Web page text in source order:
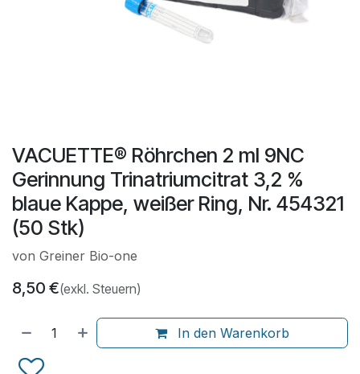
VACUETTE® Röhrchen 2 ml 9NC
Gerinnung Trinatriumcitrat 3,2 %
blaue Kappe, weißer Ring, Nr. 454321
(50 Stk)
von Greiner Bio-one
8,50 €(exkl. Steuern)
In den Warenkorb